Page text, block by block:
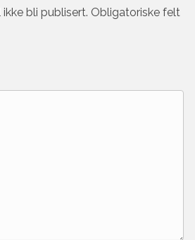
bli publisert. Obligatoriske felt